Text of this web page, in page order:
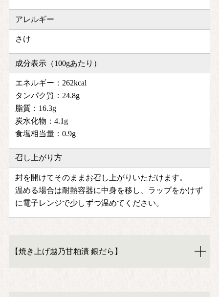
アレルギー
さけ
成分表示（100gあたり）
エネルギー：262kcal
タンパク質：24.8g
脂質：16.3g
炭水化物：4.1g
食塩相当量：0.9g
召し上がり方
封を開けてそのままお召し上がりいただけます。
温める場合は耐熱容器に中身を移し、ラップをかけず
に電子レンジで少しずつ温めてください。
【焼き上げ越乃甘粕漬 銀だら】